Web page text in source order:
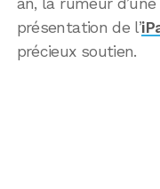
présentation de l’
précieux soutien.